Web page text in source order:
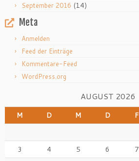
September 2016 (14)
Meta
Anmelden
Feed der Einträge
Kommentare-Feed
WordPress.org
AUGUST 2026
M D M D F
3
4 5 6 7